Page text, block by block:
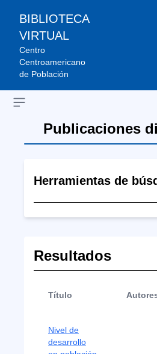
BIBLIOTECA
VIRTUAL
Centro
Centroamericano
de Población
Open sidebar
Publicaciones
Herramientas de
Resultados
Título
Nivel de
desarrollo